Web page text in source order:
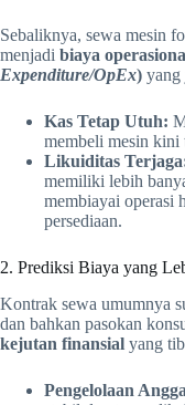
Sebaliknya, sewa mesin
menjadi biaya
Expenditure/OpEx) yang
Kas Tetap Utuh:
membeli mesin kini
Likuiditas
memiliki lebih
membiayai operasi
persediaan.
2. Prediksi Biaya yang
Kontrak sewa umumnya
dan bahkan pasokan
kejutan finansial yang
Pengelolaan